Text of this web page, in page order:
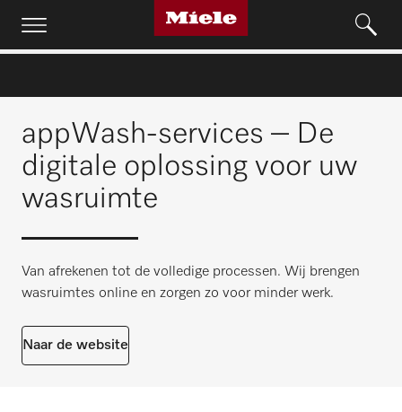
appWash-services – De
digitale oplossing voor uw
wasruimte
Van afrekenen tot de volledige processen. Wij brengen
wasruimtes online en zorgen zo voor minder werk.
Naar de website